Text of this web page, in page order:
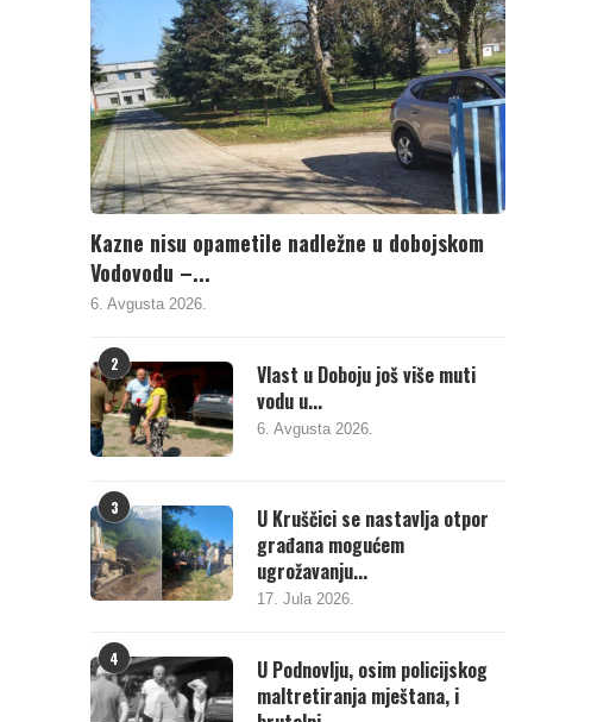
Kazne nisu opametile nadležne u dobojskom
Vodovodu –...
6. Avgusta 2026.
2
Vlast u Doboju još više muti
vodu u...
6. Avgusta 2026.
3
U Kruščici se nastavlja otpor
građana mogućem
ugrožavanju...
17. Jula 2026.
4
U Podnovlju, osim policijskog
maltretiranja mještana, i